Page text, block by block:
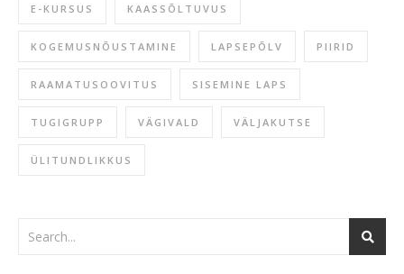
E-KURSUS KAASSÕLTUVUS
KOGEMUSNÕUSTAMINE LAPSEPÕLV PIIRID
RAAMATUSOOVITUS SISEMINE LAPS
TUGIGRUPP VÄGIVALD VÄLJAKUTSE
ÜLITUNDLIKKUS